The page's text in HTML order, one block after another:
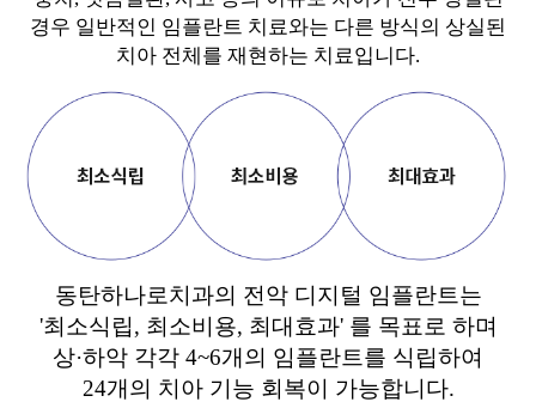
경우 일반적인 임플란트 치료와는 다른 방식의 상실된
치아 전체를 재현하는 치료입니다.
동탄하나로치과의 전악 디지털 임플란트는
'최소식립, 최소비용, 최대효과' 를 목표로 하며
상·하악 각각 4~6개의 임플란트를 식립하여
24개의 치아 기능 회복이 가능합니다.